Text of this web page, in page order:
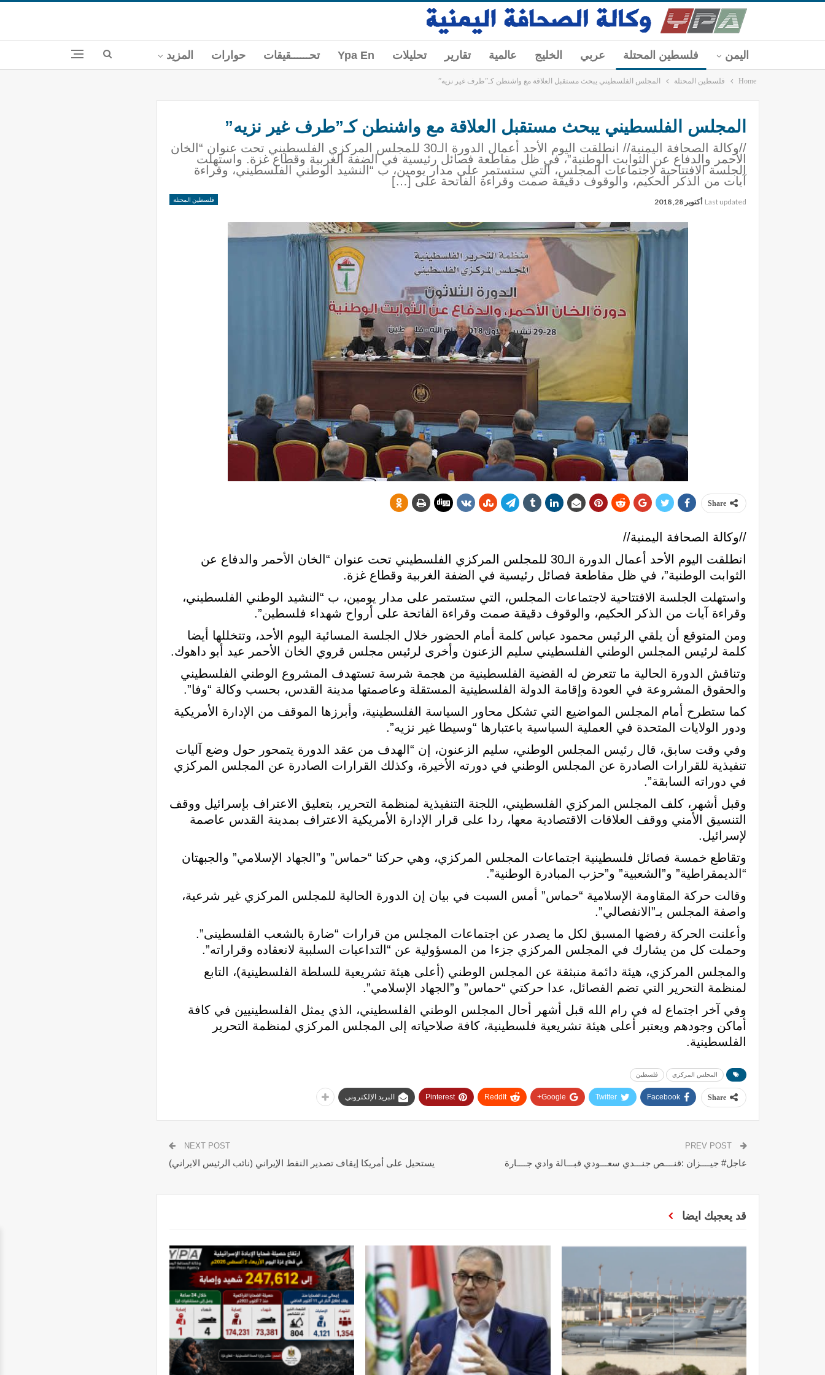
اليمن فلسطين المحتلة عربي الخليج عالمية تقارير تحليلات Ypa En تحــــــقيقات حوارات المزيد
Home فلسطين المحتلة المجلس الفلسطيني يبحث مستقبل العلاقة مع واشنطن كـ”طرف غير نزيه”
المجلس الفلسطيني يبحث مستقبل العلاقة مع واشنطن كـ”طرف غير نزيه”
//وكالة الصحافة اليمنية// انطلقت اليوم الأحد أعمال الدورة الـ30 للمجلس المركزي الفلسطيني تحت عنوان “الخان
الأحمر والدفاع عن الثوابت الوطنية”، في ظل مقاطعة فصائل رئيسية في الضفة الغربية وقطاع غزة. واستهلت
الجلسة الافتتاحية لاجتماعات المجلس، التي ستستمر على مدار يومين، ب “النشيد الوطني الفلسطيني، وقراءة
آيات من الذكر الحكيم، والوقوف دقيقة صمت وقراءة الفاتحة على […]
فلسطين المحتلة Last updated أكتوبر 28, 2018
Share
//وكالة الصحافة اليمنية//
انطلقت اليوم الأحد أعمال الدورة الـ30 للمجلس المركزي الفلسطيني تحت عنوان “الخان الأحمر والدفاع عن
الثوابت الوطنية”، في ظل مقاطعة فصائل رئيسية في الضفة الغربية وقطاع غزة.
واستهلت الجلسة الافتتاحية لاجتماعات المجلس، التي ستستمر على مدار يومين، ب “النشيد الوطني الفلسطيني،
وقراءة آيات من الذكر الحكيم، والوقوف دقيقة صمت وقراءة الفاتحة على أرواح شهداء فلسطين”.
ومن المتوقع أن يلقي الرئيس محمود عباس كلمة أمام الحضور خلال الجلسة المسائية اليوم الأحد، وتتخللها أيضا
كلمة لرئيس المجلس الوطني الفلسطيني سليم الزعنون وأخرى لرئيس مجلس قروي الخان الأحمر عيد أبو داهوك.
وتناقش الدورة الحالية ما تتعرض له القضية الفلسطينية من هجمة شرسة تستهدف المشروع الوطني الفلسطيني
والحقوق المشروعة في العودة وإقامة الدولة الفلسطينية المستقلة وعاصمتها مدينة القدس، بحسب وكالة “وفا”.
كما ستطرح أمام المجلس المواضيع التي تشكل محاور السياسة الفلسطينية، وأبرزها الموقف من الإدارة الأمريكية
ودور الولايات المتحدة في العملية السياسية باعتبارها “وسيطا غير نزيه”.
وفي وقت سابق، قال رئيس المجلس الوطني، سليم الزعنون، إن “الهدف من عقد الدورة يتمحور حول وضع آليات
تنفيذية للقرارات الصادرة عن المجلس الوطني في دورته الأخيرة، وكذلك القرارات الصادرة عن المجلس المركزي
في دوراته السابقة”.
وقبل أشهر، كلف المجلس المركزي الفلسطيني، اللجنة التنفيذية لمنظمة التحرير، بتعليق الاعتراف بإسرائيل ووقف
التنسيق الأمني ووقف العلاقات الاقتصادية معها، ردا على قرار الإدارة الأمريكية الاعتراف بمدينة القدس عاصمة
لإسرائيل.
وتقاطع خمسة فصائل فلسطينية اجتماعات المجلس المركزي، وهي حركتا “حماس” و”الجهاد الإسلامي” والجبهتان
“الديمقراطية” و”الشعبية” و”حزب المبادرة الوطنية”.
وقالت حركة المقاومة الإسلامية “حماس” أمس السبت في بيان إن الدورة الحالية للمجلس المركزي غير شرعية،
واصفة المجلس بـ”الانفصالي”.
وأعلنت الحركة رفضها المسبق لكل ما يصدر عن اجتماعات المجلس من قرارات “ضارة بالشعب الفلسطينى”.
وحملت كل من يشارك في المجلس المركزي جزءا من المسؤولية عن “التداعيات السلبية لانعقاده وقراراته”.
والمجلس المركزي، هيئة دائمة منبثقة عن المجلس الوطني (أعلى هيئة تشريعية للسلطة الفلسطينية)، التابع
لمنظمة التحرير التي تضم الفصائل، عدا حركتي “حماس” و”الجهاد الإسلامي”.
وفي آخر اجتماع له في رام الله قبل أشهر أحال المجلس الوطني الفلسطيني، الذي يمثل الفلسطينيين في كافة
أماكن وجودهم ويعتبر أعلى هيئة تشريعية فلسطينية، كافة صلاحياته إلى المجلس المركزي لمنظمة التحرير
الفلسطينية.
المجلس المركزي فلسطين
Share
Facebook
Twitter
Google+
ReddIt
Pinterest البريد الإلكتروني
عاجل# جيــــزان :قنــــص جنـــدي سعـــودي قبـــالة وادي جــــارة
NEXT POST
یستحیل علی أمريكا إیقاف تصدیر النفط الإیراني (نائب الرئيس الايراني)
قد يعجبك ايضا